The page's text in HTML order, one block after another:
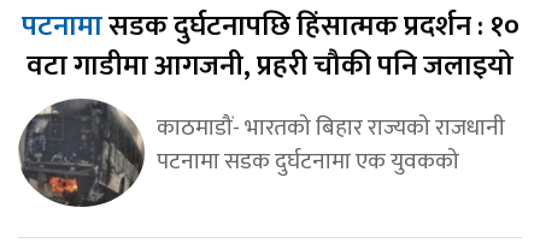
पटनामासडक दुर्घटनापछि हिंसात्मक प्रदर्शन : १०
वटा गाडीमा आगजनी, प्रहरी चौकी पनि जलाइयो
काठमाडौं- भारतको बिहार राज्यको राजधानी
पटनामा सडक दुर्घटनामा एक युवकको